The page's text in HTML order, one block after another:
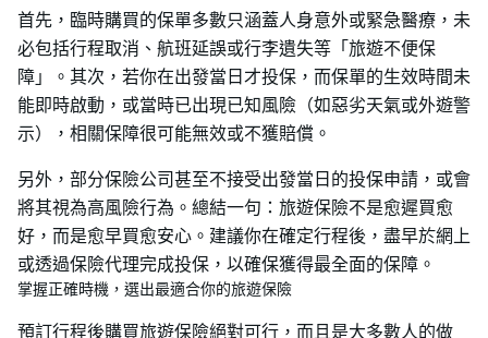
首先，臨時購買的保單多數只涵蓋人身意外或緊急醫療，未
必包括行程取消、航班延誤或行李遺失等「旅遊不便保
障」。其次，若你在出發當日才投保，而保單的生效時間未
能即時啟動，或當時已出現已知風險（如惡劣天氣或外遊警
示），相關保障很可能無效或不獲賠償。
另外，部分保險公司甚至不接受出發當日的投保申請，或會
將其視為高風險行為。總結一句：旅遊保險不是愈遲買愈
好，而是愈早買愈安心。建議你在確定行程後，盡早於網上
或透過保險代理完成投保，以確保獲得最全面的保障。
掌握正確時機，選出最適合你的旅遊保險
預訂行程後購買旅遊保險絕對可行，而且是大多數人的做